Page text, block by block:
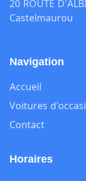
20 ROUTE
Castelmaurou
Navigation
Accueil
Voitures
Contact
Horaires